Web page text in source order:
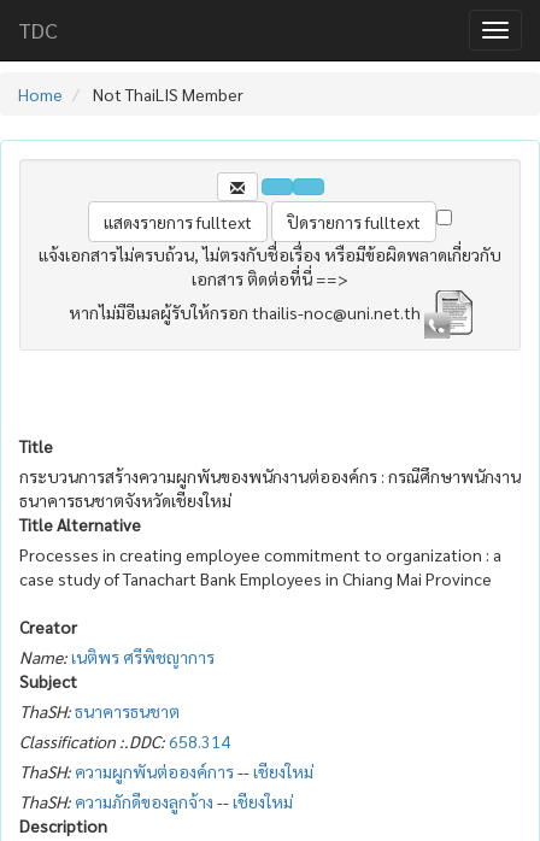
TDC
Home Not ThaiLIS Member
แจ้งเอกสารไม่ครบถ้วน, ไม่ตรงกับชื่อเรื่อง หรือมีข้อผิดพลาดเกี่ยวกับ
เอกสาร ติดต่อที่นี่ ==>
หากไม่มีอีเมลผู้รับให้กรอก thailis-noc@uni.net.th
Title
กระบวนการสร้างความผูกพันของพนักงานต่อองค์กร : กรณีศึกษาพนักงาน
ธนาคารธนชาตจังหวัดเชียงใหม่
Title Alternative
Processes in creating employee commitment to organization : a
case study of Tanachart Bank Employees in Chiang Mai Province
Creator
Name:เนติพร ศรีพิชญาการ
Subject
ThaSH:ธนาคารธนชาต
Classification :.DDC:658.314
ThaSH: ความผูกพันต่อองค์การ--เชียงใหม่
ThaSH: ความภักดีของลูกจ้าง --เชียงใหม่
Description